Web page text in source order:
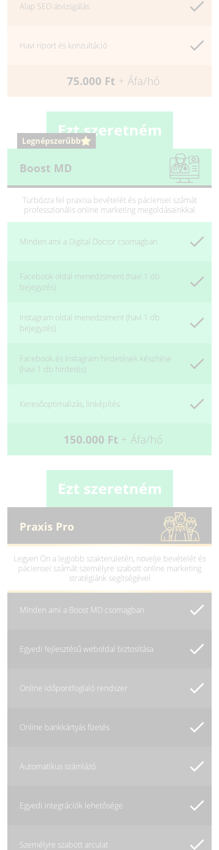
Alap SEO átvizsgálás
Havi riport és konzultáció
75.000 Ft + Áfa/hó
Ezt szeretném
Legnépszerűbb
Boost MD
Turbózza fel praxisa bevételét és páciensei számát
professzionális online marketing megoldásainkkal
Minden ami a Digital Doctor csomagban
Facebook oldal menedzsment (havi 1 db
bejegyzés)
Instagram oldal menedzsment (havi 1 db
bejegyzés)
Facebook és Instagram hirdetések készítése
(havi 1 db hirdetés)
Keresőoptimalizás, linképítés
150.000 Ft + Áfa/hó
Ezt szeretném
Praxis Pro
Legyen Ön a legjobb szakterületén, növelje bevételét és
páciensei számát személyre szabott online marketing
stratégiánk segítségével
Minden ami a Boost MD csomagban
Egyedi fejlesztésű weboldal biztosítása
Online időpontfoglaló rendszer
Online bankkártyás fizetés
Automatikus számlázó
Egyedi integrációk lehetősége
Személyre szabott arculat